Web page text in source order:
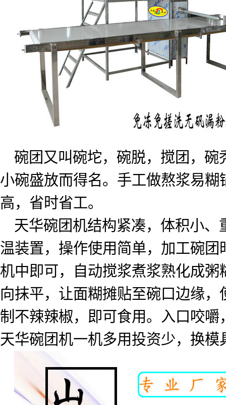
碗团又叫碗坨，碗脱，搅团，
小碗盛放而得名。手工做熬浆易
高，省时省工。
天华碗团机结构紧凑，体积小
温装置，操作使用简单，加工碗
机中即可，自动搅浆煮浆熟化成
向抹平，让面糊摊贴至碗口边缘
制不辣辣椒，即可食用。入口咬
天华碗团机一机多用投资少，换